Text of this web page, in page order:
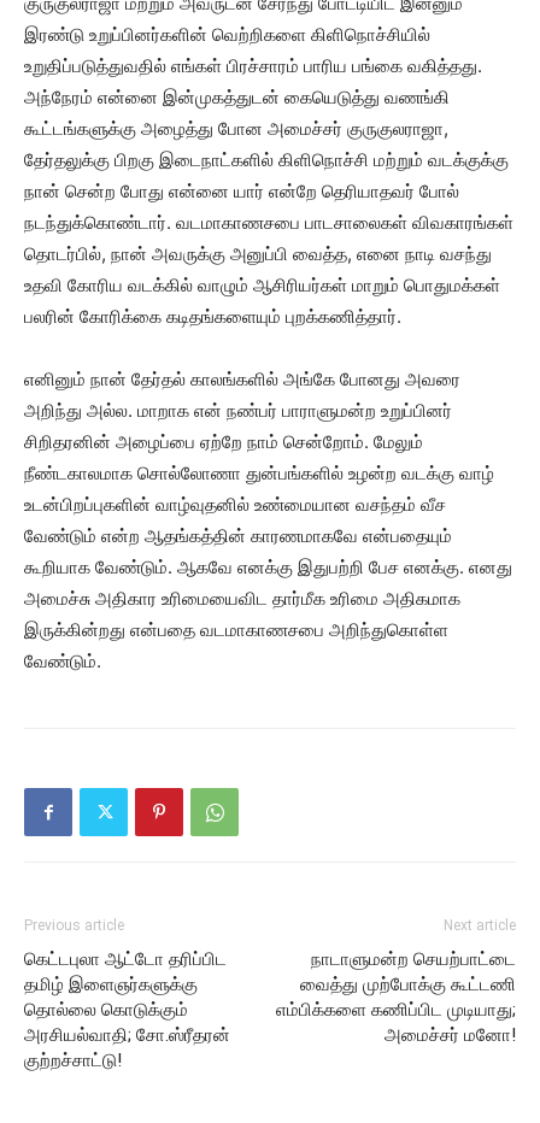
இரண்டு உறுப்பினர்களின் வெற்றிகளை கிளிநொச்சியில்
உறுதிப்படுத்துவதில் எங்கள் பிரச்சாரம் பாரிய பங்கை வகித்தது.
அந்நேரம் என்னை இன்முகத்துடன் கையெடுத்து வணங்கி
கூட்டங்களுக்கு அழைத்து போன அமைச்சர் குருகுலராஜா,
தேர்தலுக்கு பிறகு இடைநாட்களில் கிளிநொச்சி மற்றும் வடக்குக்கு
நான் சென்ற போது என்னை யார் என்றே தெரியாதவர் போல்
நடந்துக்கொண்டார். வடமாகாணசபை பாடசாலைகள் விவகாரங்கள்
தொடர்பில், நான் அவருக்கு அனுப்பி வைத்த, எனை நாடி வசந்து
உதவி கோரிய வடக்கில் வாழும் ஆசிரியர்கள் மாறும் பொதுமக்கள்
பலரின் கோரிக்கை கடிதங்களையும் புறக்கணித்தார்.
எனினும் நான் தேர்தல் காலங்களில் அங்கே போனது அவரை
அறிந்து அல்ல. மாறாக என் நண்பர் பாராளுமன்ற உறுப்பினர்
சிறிதரனின் அழைப்பை ஏற்றே நாம் சென்றோம். மேலும்
நீண்டகாலமாக சொல்லோணா துன்பங்களில் உழன்ற வடக்கு வாழ்
உடன்பிறப்புகளின் வாழ்வுதனில் உண்மையான வசந்தம் வீச
வேண்டும் என்ற ஆதங்கத்தின் காரணமாகவே என்பதையும்
கூறியாக வேண்டும். ஆகவே எனக்கு இதுபற்றி பேச எனக்கு. எனது
அமைச்சு அதிகார உரிமையைவிட தார்மீக உரிமை அதிகமாக
இருக்கின்றது என்பதை வடமாகாணசபை அறிந்துகொள்ள
வேண்டும்.
Previous article
கெட்டபுலா ஆட்டோ தரிப்பிட
தமிழ் இளைஞர்களுக்கு
தொல்லை கொடுக்கும்
அரசியல்வாதி; சோ.ஸ்ரீதரன்
குற்றச்சாட்டு!
Next article
நாடாளுமன்ற செயற்பாட்டை
வைத்து முற்போக்கு கூட்டணி
எம்பிக்களை கணிப்பிட முடியாது;
அமைச்சர் மனோ!